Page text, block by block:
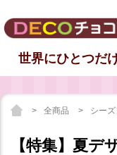
世界にひとつだ
全商品 シーズ
【特集】夏デ